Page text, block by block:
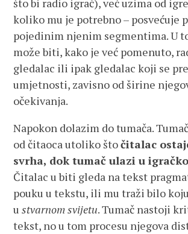
što bi radio igrač), već uzima od
koliko mu je potrebno – posvećuje
pojedinim njenim segmentima. U
može biti, kako je već pomenuto,
gledalac ili ipak gledalac koji se
umjetnosti, zavisno od širine
očekivanja.
Napokon dolazim do tumača.
od čitaoca utoliko štočitalac
svrha, dok tumač ulazi u
Čitalac u biti gleda na tekst
pouku u tekstu, ili mu traži bilo
ustvarnom svijetu. Tumač nastoji
tekst, no u tom procesu njegova